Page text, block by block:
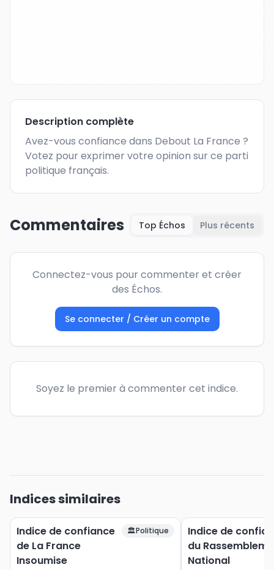
Description complète
Avez-vous confiance dans Debout La France ?
Votez pour exprimer votre opinion sur ce parti
politique français.
Commentaires Top Échos Plus récents
Connectez-vous pour commenter et créer
des Échos.
Se connecter / Créer un compte
Soyez le premier à commenter cet indice.
Indices similaires
Indice de confiance
de La France
Insoumise
🏛️Politique
Indice de
du
National